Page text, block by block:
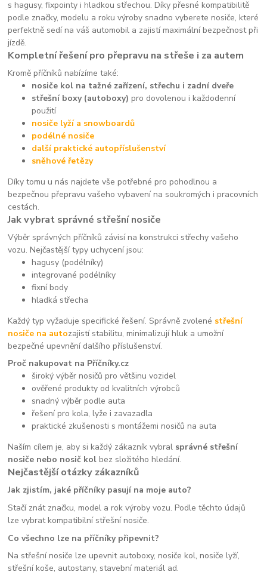
s hagusy, fixpointy i hladkou střechou. Díky přesné kompatibilitě
podle značky, modelu a roku výroby snadno vyberete nosiče, které
perfektně sedí na váš automobil a zajistí maximální bezpečnost při
jízdě.
Kompletní řešení pro přepravu na střeše i za autem
Kromě příčníků nabízíme také:
nosiče kol na tažné zařízení, střechu i zadní dveře
střešní boxy (autoboxy) pro dovolenou i každodenní
použití
nosiče lyží a snowboardů
podélné nosiče
další praktické autopříslušenství
sněhové řetězy
Díky tomu u nás najdete vše potřebné pro pohodlnou a
bezpečnou přepravu vašeho vybavení na soukromých i pracovních
cestách.
Jak vybrat správné střešní nosiče
Výběr správných příčníků závisí na konstrukci střechy vašeho
vozu. Nejčastější typy uchycení jsou:
hagusy (podélníky)
integrované podélníky
fixní body
hladká střecha
Každý typ vyžaduje specifické řešení. Správně zvolené střešní
nosiče na autozajistí stabilitu, minimalizují hluk a umožní
bezpečné upevnění dalšího příslušenství.
Proč nakupovat na Příčníky.cz
široký výběr nosičů pro většinu vozidel
ověřené produkty od kvalitních výrobců
snadný výběr podle auta
řešení pro kola, lyže i zavazadla
praktické zkušenosti s montážemi nosičů na auta
Naším cílem je, aby si každý zákazník vybral správné střešní
nosiče nebo nosič kol bez složitého hledání.
Nejčastější otázky zákazníků
Jak zjistím, jaké příčníky pasují na moje auto?
Stačí znát značku, model a rok výroby vozu. Podle těchto údajů
lze vybrat kompatibilní střešní nosiče.
Co všechno lze na příčníky připevnit?
Na střešní nosiče lze upevnit autoboxy, nosiče kol, nosiče lyží,
střešní koše, autostany, stavební materiál ad.